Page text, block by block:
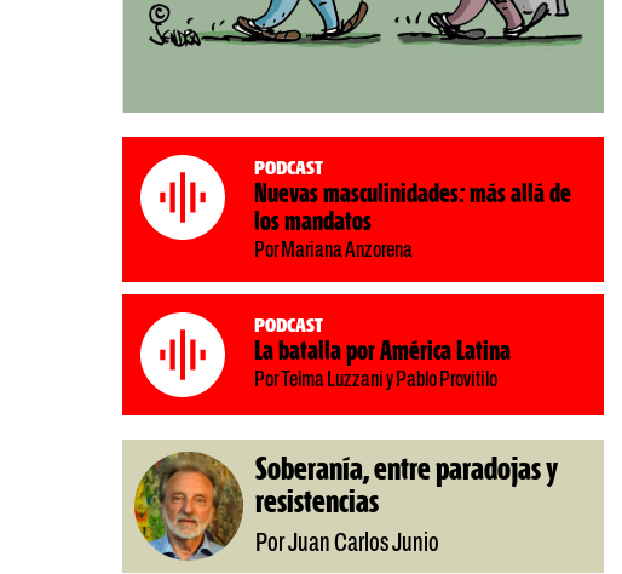
Podcast
Nuevas masculinidades: más allá de
los mandatos
Por Mariana Anzorena
Podcast
La batalla por América Latina
Por Telma Luzzani y Pablo Provitilo
Soberanía, entre paradojas y
resistencias
Por Juan Carlos Junio